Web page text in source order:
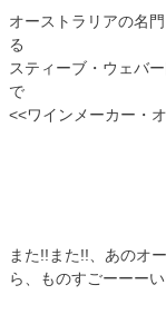
オーストラリアの名
る
スティーブ・ウェバ
で
<<ワインメーカー・
また!!また!!、あのオ
ら、ものすごーーー